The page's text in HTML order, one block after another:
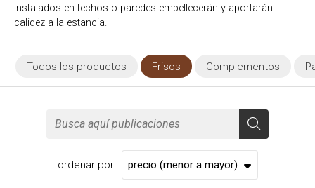
instalados en techos o paredes embellecerán y aportarán
calidez a la estancia.
Todos los productos Frisos Complementos
ordenar por: